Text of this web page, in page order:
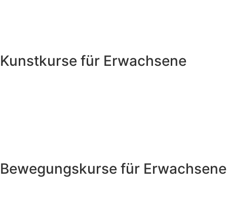
Kunstkurse für Erwachsene
Bewegungskurse für Erwachsene